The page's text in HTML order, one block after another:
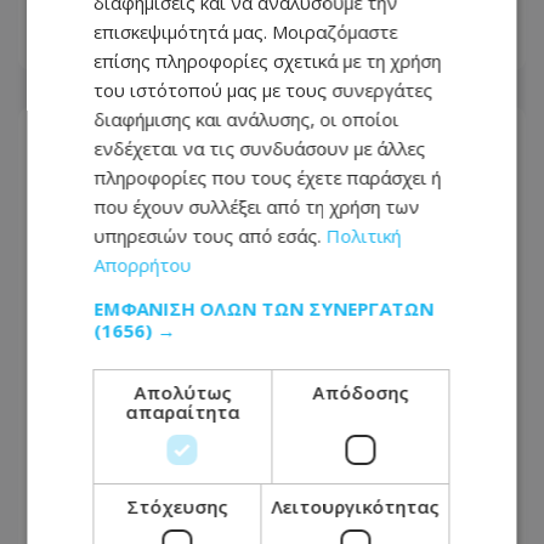
07.08.2026 - 07:49
Οργή στο Περού για το βίντεο της
σεξουαλικής επίθεσης μαέστρου σε
26χρονη τραγουδίστρια: «Σιγά-σιγά
επισκεψιμότητά μας. Μοιραζόμαστε
επίσης πληροφορίες σχετικά με τη χρήση
του ιστότοπού μας με τους συνεργάτες
διαφήμισης και ανάλυσης, οι οποίοι
ενδέχεται να τις συνδυάσουν με άλλες
πληροφορίες που τους έχετε παράσχει ή
που έχουν συλλέξει από τη χρήση των
υπηρεσιών τους από εσάς. Πολιτική
Απορρήτου
ΕΜΦΆΝΙΣΗ ΌΛΩΝ ΤΩΝ ΣΥΝΕΡΓΑΤΏΝ
(1656) →
Απολύτως
απαραίτητα
Απόδοσης
Στόχευσης Λειτουργικότητας